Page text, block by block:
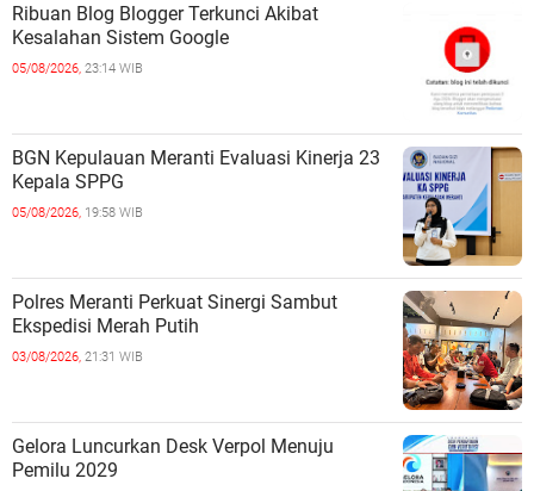
Ribuan Blog Blogger Terkunci Akibat
Kesalahan Sistem Google
05/08/2026, 23:14 WIB
BGN Kepulauan Meranti Evaluasi Kinerja 23
Kepala SPPG
05/08/2026, 19:58 WIB
Polres Meranti Perkuat Sinergi Sambut
Ekspedisi Merah Putih
03/08/2026, 21:31 WIB
Gelora Luncurkan Desk Verpol Menuju
Pemilu 2029